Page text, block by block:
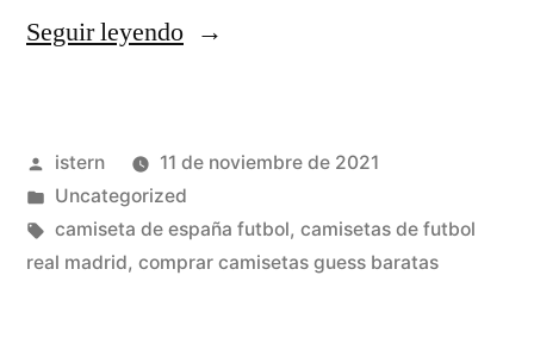
Seguir leyendo«Negocios
Y
Operaciones»
Publicado
por
istern
11 de noviembre de 2021
Publicado
en
Uncategorized
Etiquetas:
camiseta de españa futbol, camisetas de futbol
real madrid, comprar camisetas guess baratas